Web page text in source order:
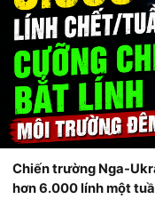
Chiến trường Nga-
hơn 6.000 lính một